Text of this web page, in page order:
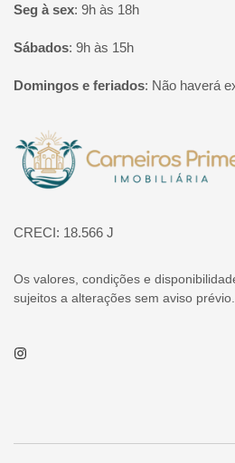
Seg à sex: 9h às 18h
Sábados: 9h às 15h
Domingos e feriados: Não haverá
Página inicial
CRECI: 18.566 J
Os valores, condições e
sujeitos a alterações sem aviso prévio.
Instagram